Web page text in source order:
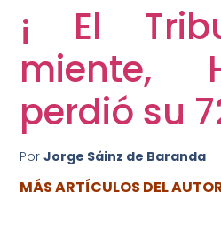
¡ El
miente,
perdió su
PorJorge Sáinz de Baranda
MÁS ARTÍCULOS DEL